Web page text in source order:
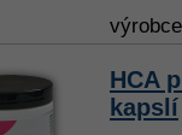
HCA
kapslí